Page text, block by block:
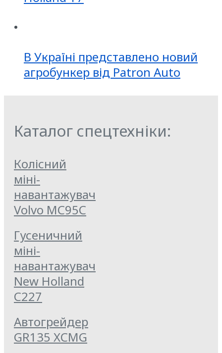
В Україні представлено новий
агробункер від Patron Auto
Каталог спецтехніки:
Колісний
міні-
навантажувач
Volvo MC95C
Гусеничний
міні-
навантажувач
New Holland
C227
Автогрейдер
GR135 XCMG